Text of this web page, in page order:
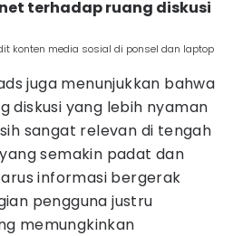
terhadap ruang diskusi
konten media sosial di ponsel dan laptop
juga menunjukkan bahwa
diskusi yang lebih nyaman
sangat relevan di tengah
semakin padat dan
informasi bergerak
pengguna justru
memungkinkan